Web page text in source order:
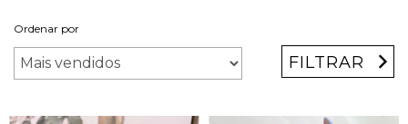
Ordenar por
FILTRAR